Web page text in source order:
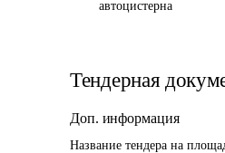
автоцистерна
Тендерная
Доп. информация
Название тендера на